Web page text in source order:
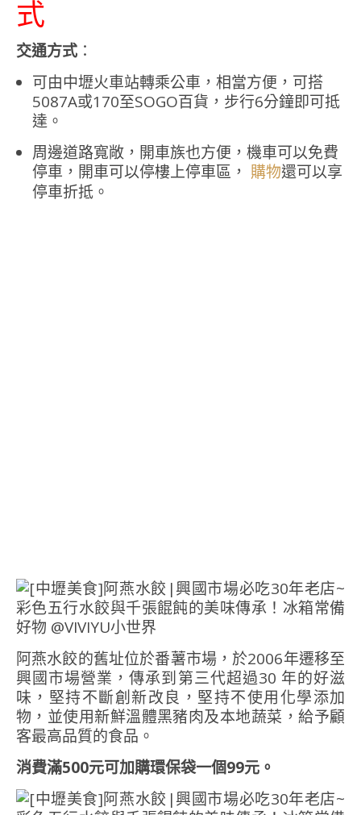
式
交通方式 ：
可由中壢火車站轉乘公車，相當方便，可搭
5087A或170至SOGO百貨，步行6分鐘即可抵
達。
周邊道路寬敞，開車族也方便，機車可以免費
停車，開車可以停樓上停車區，
購物還可以享
停車折抵。
阿燕水餃的舊址位於番薯市場，於2006年遷移至
興國市場營業，傳承到第三代超過30 年的好滋
味，堅持不斷創新改良，堅持不使用化學添加
物，並使用新鮮溫體黑豬肉及本地蔬菜，給予顧
客最高品質的食品。
消費滿500元可加購環保袋一個99元。